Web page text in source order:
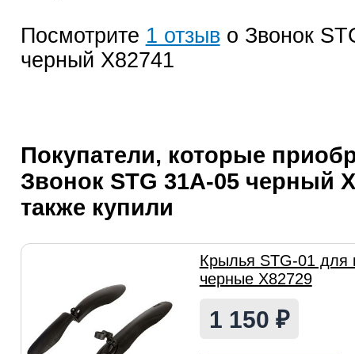
Посмотрите 1 отзыво Звонок
черный Х82741
Покупатели, которые
Звонок STG 31A-05 черный
также купили
Крылья STG-01 для
черные Х82729
1 150 ₽